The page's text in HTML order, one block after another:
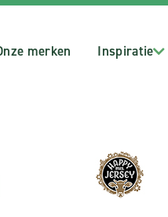
merken Inspiratie